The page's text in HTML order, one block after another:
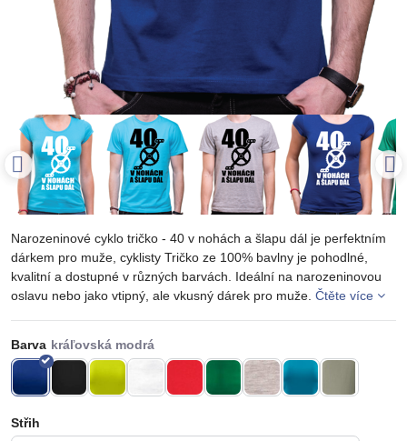
Narozeninové cyklo tričko - 40 v nohách a šlapu dál je perfektním
dárkem pro muže, cyklisty Tričko ze 100% bavlny je pohodlné,
kvalitní a dostupné v různých barvách. Ideální na narozeninovou
oslavu nebo jako vtipný, ale vkusný dárek pro muže. Čtěte více
Barva
Střih